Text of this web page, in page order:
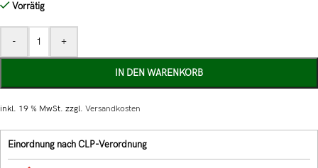
Vorrätig
- +
IN DEN WARENKORB
inkl. 19 % MwSt. zzgl. Versandkosten
Einordnung nach CLP-Verordnung